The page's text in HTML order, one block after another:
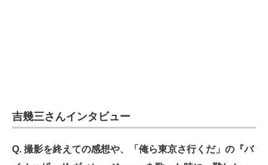
吉幾三さんインタビュー
Q. 撮影を終えての感想や、「俺ら東京さ行くだ」の『バ